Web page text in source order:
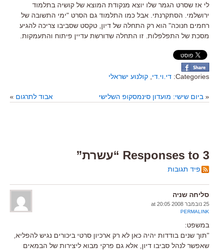
לי אז שסרט הגמר שלו יוצא מנקודת המוצא של קושיה בתלמוד
ירושלמי. הסתקרנתי. אבל כמו התלמוד גם הסרט "ימי התשובה של
רחמים חנוכה" הוא רק התחלה של דיון, טקסט שסביבו צריכה להגיע
מסכת של התפלפלות. זו התחלה שדורשת עדיין פיתוח והתעמקות.
Categories: די.וי.די קולנוע ישראלי
« ביום שישי: מועדון סינמסקופ השלישי אבוד לתרגום »
3 Responses to “עשרת”
פיד תגובות
סליחה שניה
25 נובמבר 2008 at 20:05
PERMALINK
במשפט:
"תוך שנים בודדות יהיה כאן לא רק ארכיון סרטי ביכורים נגיש להפליא,
שאפשר לנהל סביבו דיון, אלא גם פרקי מבוא ליצירות של הבמאים